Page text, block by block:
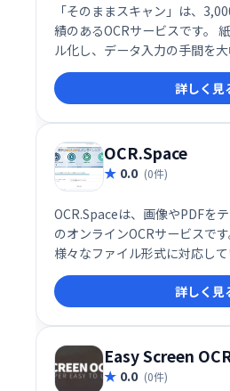
「そのままスキャン」は、
績のあるOCRサービスです。
ル化し、データ入力の手間を
精度と信頼性で、業務効率化
像からテキストデータを取り出
できます。
詳しく見
OCR.Space
0.0 (0件)
OCR.Spaceは、画像やPDFを
のオンラインOCRサービスです
様々なファイル形式に対応し
ンから個人利用まで、文書デ
化します。ぜひ、OCR.Space
ト変換を体験してください。
詳しく見
Easy Screen
0.0 (0件)